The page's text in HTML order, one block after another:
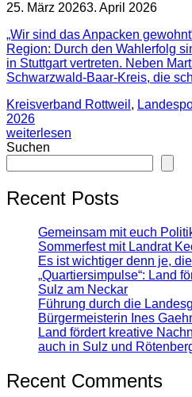
25. März 20263. April 2026
„Wir sind das Anpacken
Region: Durch den Wahlerfolg
in Stuttgart vertreten. Neben
Schwarzwald-Baar-Kreis, die
Kreisverband Rottweil ,
2026
weiterlesen
Suchen
Recent Posts
Gemeinsam mit euch
Sommerfest mit Landrat
Es ist wichtiger denn je,
„Quartiersimpulse“: Land
Sulz am Neckar
Führung durch die
Bürgermeisterin Ines
Land fördert kreative
auch in Sulz und
Recent Comments